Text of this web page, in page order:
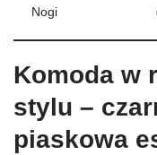
Nogi
Komoda w
stylu –
piaskowa